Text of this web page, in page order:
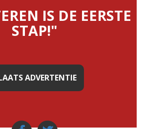
IS DE EERSTE
STAP!"
ADVERTENTIE